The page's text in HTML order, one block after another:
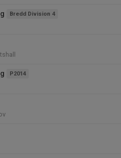
Bredd Division 4
P2014